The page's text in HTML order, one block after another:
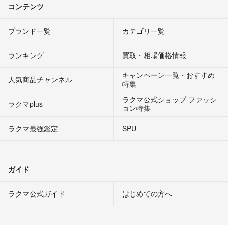
コンテンツ
ブランド一覧 カテゴリ一覧
ランキング 買取・相場価格情報
人気商品チャンネル
キャンペーン一覧・おすすめ
特集
ラクマplus
ラクマ公式ショップ ファッシ
ョン特集
ラクマ最強鑑定
SPU
ガイド
ラクマ公式ガイド はじめての方へ